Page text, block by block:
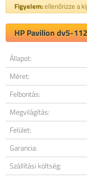
Figyelem:ellenőrizze a
HP Pavilion dv5-
Állapot:
Méret:
Felbontás:
Megvilágítás:
Felület:
Garancia:
Szállítási költség: